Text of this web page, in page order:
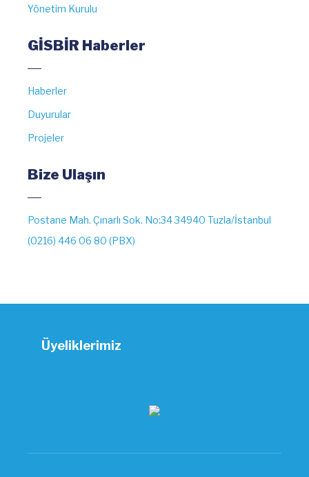
Yönetim Kurulu
GİSBİR Haberler
Haberler
Duyurular
Projeler
Bize Ulaşın
Postane Mah. Çınarlı Sok. No:34 34940 Tuzla/İstanbul
(0216) 446 06 80 (PBX)
Üyeliklerimiz